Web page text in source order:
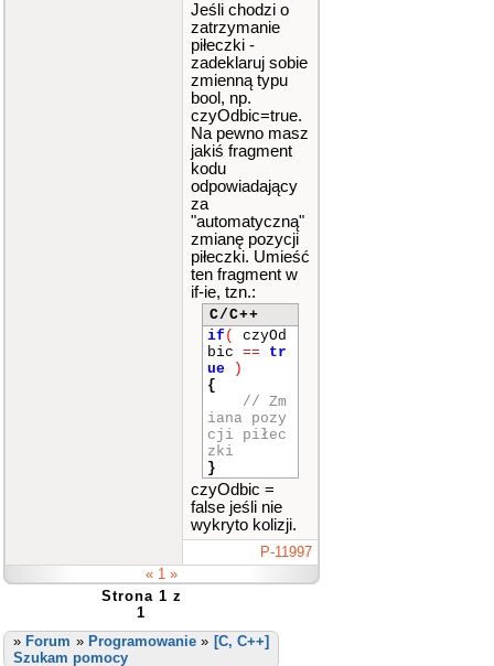
Jeśli chodzi o
zatrzymanie
piłeczki -
zadeklaruj sobie
zmienną typu
bool, np.
czyOdbic=true.
Na pewno masz
jakiś fragment
kodu
odpowiadający
za
"automatyczną"
zmianę pozycji
piłeczki. Umieść
ten fragment w
if-ie, tzn.:
C/C++
if (
czyOd
bic ==
tr
ue
)
{
// Zm
iana pozy
cji piłec
zki
}
czyOdbic =
false jeśli nie
wykryto kolizji.
P-11997
« 1 »
Strona 1 z
1
» Forum » Programowanie » [C, C++]
Szukam pomocy